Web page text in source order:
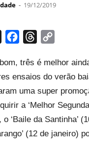
- 19/12/2019
FacebookThreads
três é melhor
ensaios do verão
uma super
a ‘Melhor
‘Baile da Santinha’
(12 de janeiro)